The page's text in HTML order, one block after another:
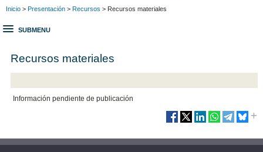
Inicio > Presentación > Recursos > Recursos materiales
SUBMENU
Recursos materiales
Información pendiente de publicación